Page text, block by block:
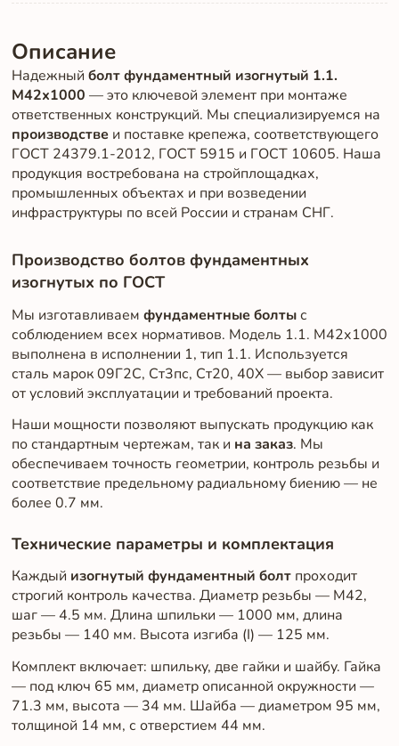
Описание
Надежный болт фундаментный изогнутый 1.1.
М42х1000 — это ключевой элемент при монтаже
ответственных конструкций. Мы специализируемся на
производствеи поставке крепежа, соответствующего
ГОСТ 24379.1-2012, ГОСТ 5915 и ГОСТ 10605. Наша
продукция востребована на стройплощадках,
промышленных объектах и при возведении
инфраструктуры по всей России и странам СНГ.
Производство болтов фундаментных
изогнутых по ГОСТ
Мы изготавливаем фундаментные болтыс
соблюдением всех нормативов. Модель 1.1. М42х1000
выполнена в исполнении 1, тип 1.1. Используется
сталь марок 09Г2С, Ст3пс, Ст20, 40Х — выбор зависит
от условий эксплуатации и требований проекта.
Наши мощности позволяют выпускать продукцию как
по стандартным чертежам, так и на заказ. Мы
обеспечиваем точность геометрии, контроль резьбы и
соответствие предельному радиальному биению — не
более 0.7 мм.
Технические параметры и комплектация
Каждый изогнутый фундаментный болтпроходит
строгий контроль качества. Диаметр резьбы — М42,
шаг — 4.5 мм. Длина шпильки — 1000 мм, длина
резьбы — 140 мм. Высота изгиба (I) — 125 мм.
Комплект включает: шпильку, две гайки и шайбу. Гайка
— под ключ 65 мм, диаметр описанной окружности —
71.3 мм, высота — 34 мм. Шайба — диаметром 95 мм,
толщиной 14 мм, с отверстием 44 мм.